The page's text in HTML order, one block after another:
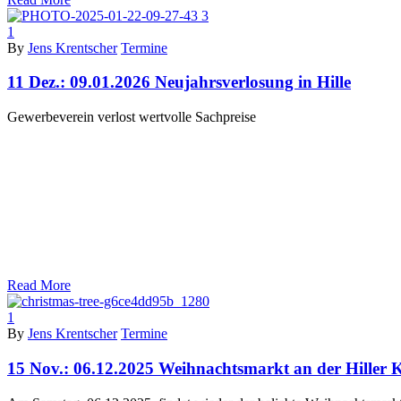
1
By Jens Krentscher Termine
11 Dez.: 09.01.2026 Neujahrsverlosung in Hille
Gewerbeverein verlost wertvolle Sachpreise
Read More
1
By Jens Krentscher Termine
15 Nov.: 06.12.2025 Weihnachtsmarkt an der Hiller